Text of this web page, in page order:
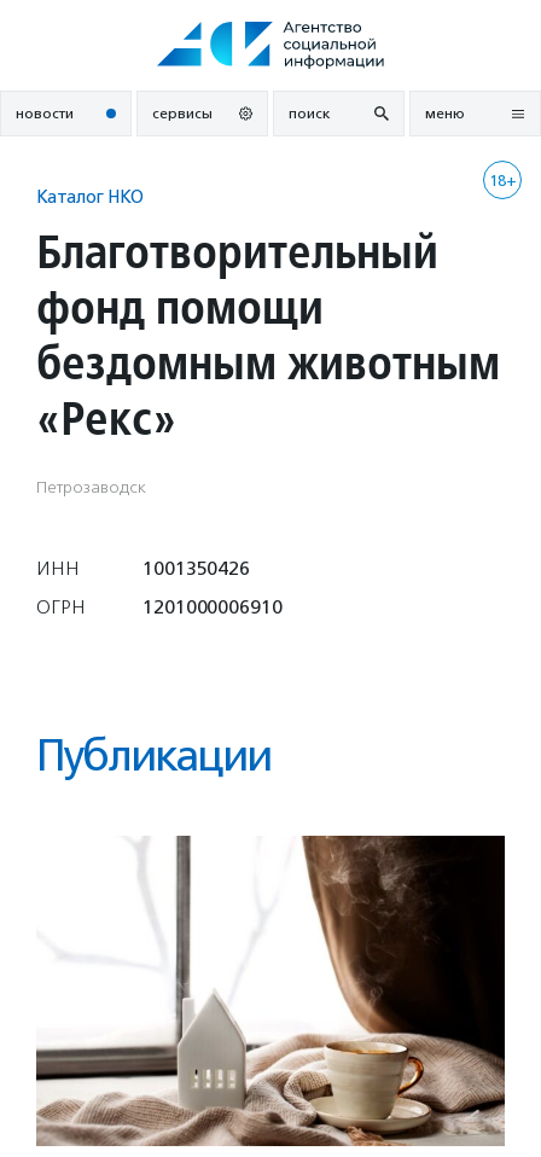
новости сервисы поиск меню
18+
Каталог НКО
Благотворительный
фонд помощи
бездомным животным
«Рекс»
Петрозаводск
ИНН
1001350426
ОГРН
1201000006910
Публикации